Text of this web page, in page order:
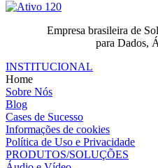
Empresa brasileira de
para Dados,
INSTITUCIONAL
Home
Sobre Nós
Blog
Cases de Sucesso
Informações de cookies
Política de Uso e Privacidade
PRODUTOS/SOLUÇÕES